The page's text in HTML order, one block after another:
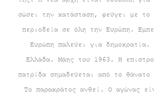
σώσει την κατάσταση, φεύγει με το
περιοδεία σε όλη την Ευρώπη.
Ευρώπη παλεύει για
Ελλάδα. Μάης του 1963. Η
πατρίδα σημαδεύεται από το θάνατο
Το παρακράτος ανθεί. Ο αγώνας